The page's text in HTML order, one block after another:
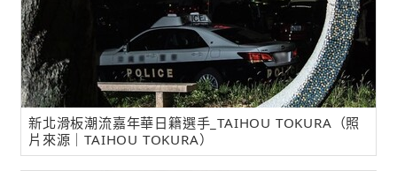
新北滑板潮流嘉年華日籍選手_TAIHOU TOKURA（照
片來源｜TAIHOU TOKURA）